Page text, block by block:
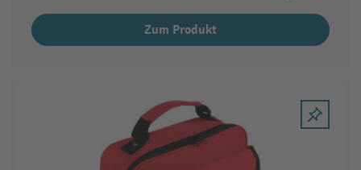
Zum Produkt